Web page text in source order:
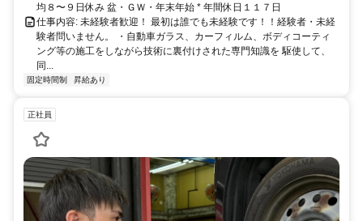
均８〜９日休み 盆・ＧＷ・年末年始 * 年間休日１１７日
仕事内容: 未経験者歓迎！ 最初は誰でも未経験です！！経験者・未経
験者問いません。 ・自動車ガラス、カーフィルム、ボディコーティ
ング等の施工をしながら技術に裏付けされた専門知識を 駆使して、
同...
固定時間制 昇給あり
正社員